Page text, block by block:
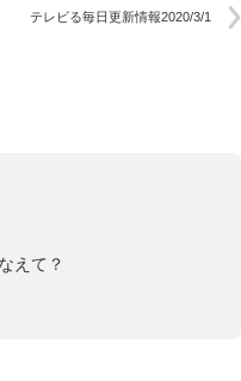
テレビる毎日更新情報2020/3/1
えて？